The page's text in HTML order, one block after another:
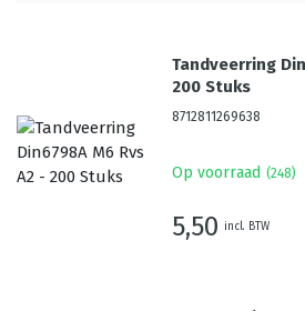
Tandveerring
200 Stuks
8712811269638
Op voorraad (248)
5,50 incl. BTW